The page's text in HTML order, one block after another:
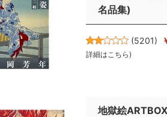
名品集)
(5201)
詳細はこちら )
地獄絵ARTBOX